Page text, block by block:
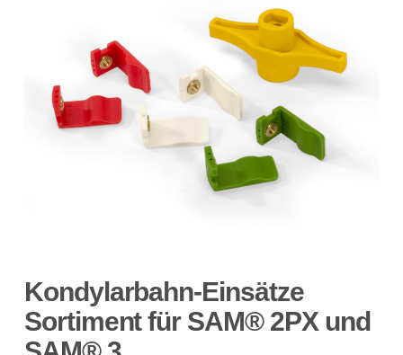
Kondylarbahn-Einsätze
Sortiment für SAM® 2PX und